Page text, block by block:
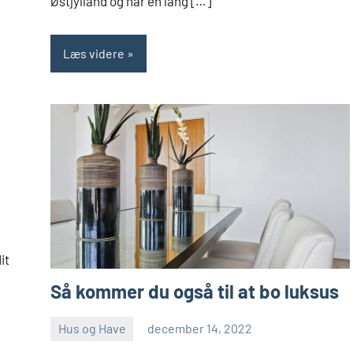
Læs videre
Så kommer du også til at bo luksus
Hus og Have december 14, 2022